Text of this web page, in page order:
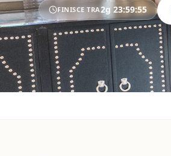
FINISCE TRA2g23:59:53